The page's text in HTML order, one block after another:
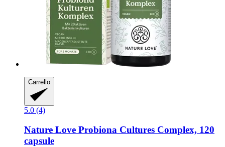
Carrello
5.0 (4)
Nature Love Probiona Cultures Complex, 120
capsule